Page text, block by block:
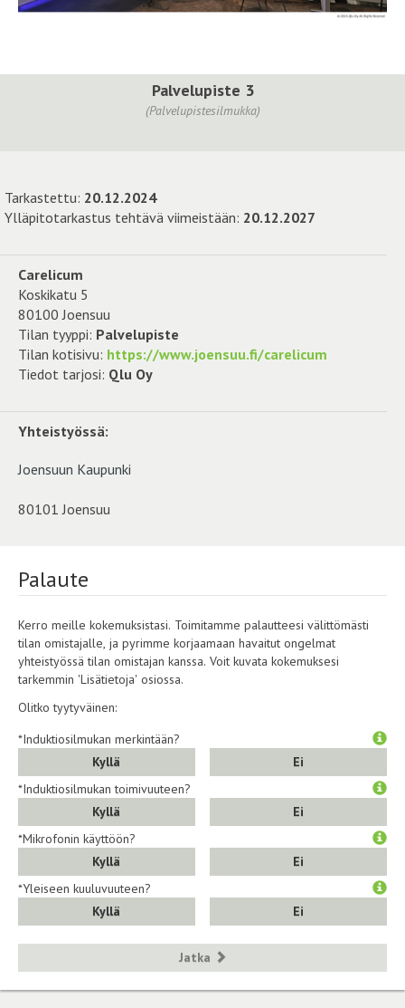
Palvelupiste 3
(Palvelupistesilmukka)
Tarkastettu: 20.12.2024
Ylläpitotarkastus tehtävä viimeistään: 20.12.2027
Carelicum
Koskikatu 5
80100 Joensuu
Tilan tyyppi: Palvelupiste
Tilan kotisivu: https://www.joensuu.fi/carelicum
Tiedot tarjosi: Qlu Oy
Yhteistyössä:
Joensuun Kaupunki
80101 Joensuu
Palaute
Kerro meille kokemuksistasi. Toimitamme palautteesi välittömästi
tilan omistajalle, ja pyrimme korjaamaan havaitut ongelmat
yhteistyössä tilan omistajan kanssa. Voit kuvata kokemuksesi
tarkemmin 'Lisätietoja' osiossa.
Olitko tyytyväinen:
*Induktiosilmukan merkintään?
Kyllä
Ei
*Induktiosilmukan toimivuuteen?
Kyllä
Ei
*Mikrofonin käyttöön?
Kyllä
Ei
*Yleiseen kuuluvuuteen?
Kyllä
Ei
Jatka